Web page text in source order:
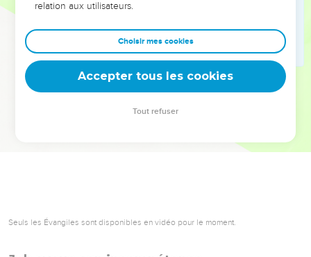
Dans cette conférence, leaders, entrepreneurs, et responsables
clés pour avancer avec plus de sagesse afin que leurs erreurs
deviennent vos tremplins. Que vous guidiez un ministère, une
équipe, un groupe ou une famille, leur expérience est faite
Seuls les Évangiles sont disponibles en vidéo pour le moment.
relation aux utilisateurs.
Choisir mes cookies
Accepter tous les cookies
Tout refuser